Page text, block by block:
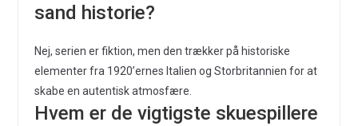
sand historie?
Nej, serien er fiktion, men den trækker på historiske
elementer fra 1920’ernes Italien og Storbritannien for at
skabe en autentisk atmosfære.
Hvem er de vigtigste skuespillere